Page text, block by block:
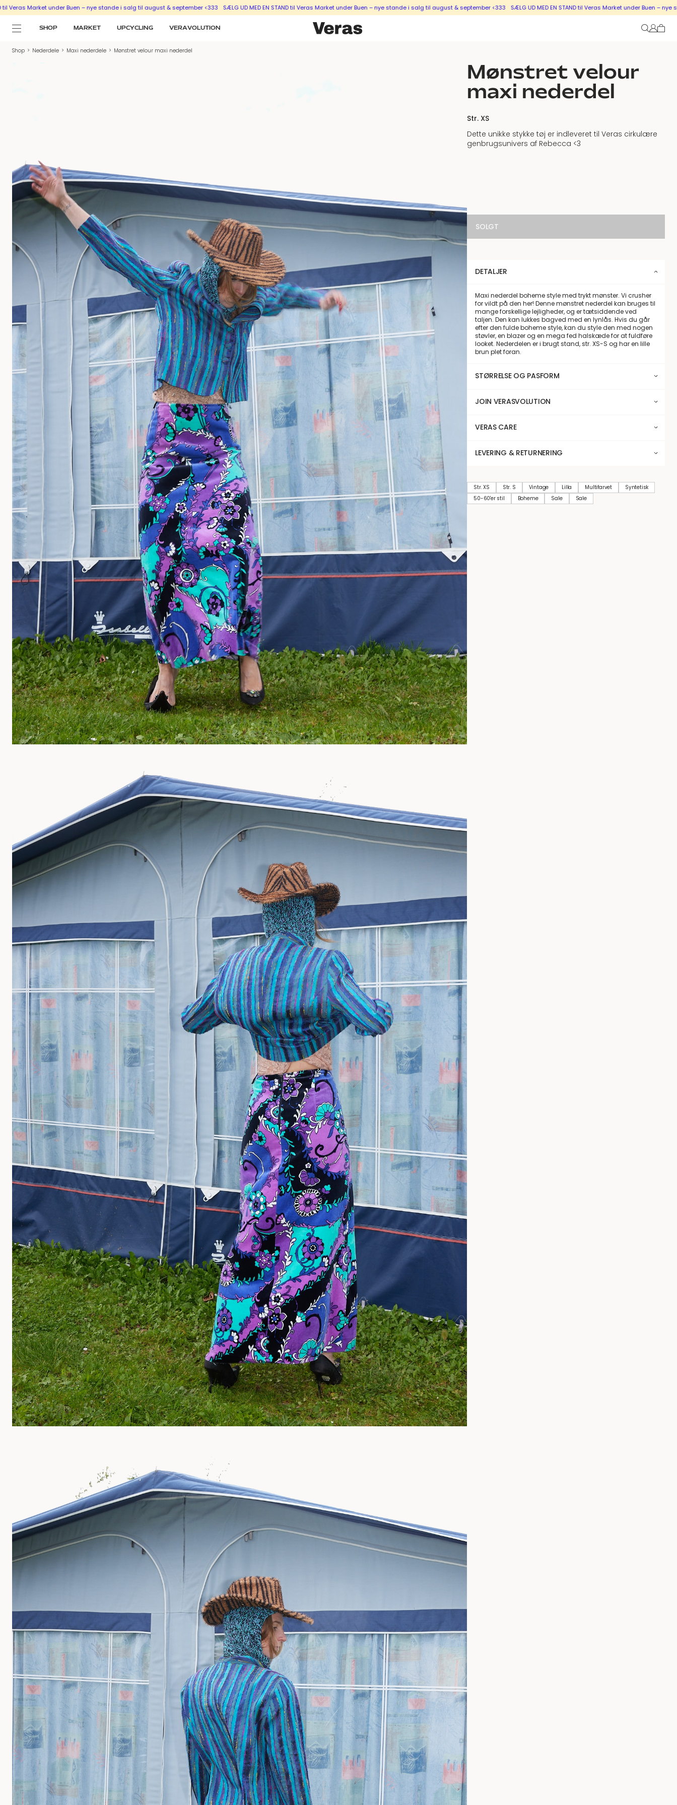
under Buen – nye stande i salg til august & september <333 SÆLG UD MED EN STAND til Veras Market under Buen – nye stande i salg til august & september <333 SÆLG UD MED EN STAND til Veras Market under Buen – nye stande i
SHOP MARKET UPCYCLING VERAVOLUTION
Shop > Nederdele > Maxi nederdele > Mønstret velour maxi nederdel
Mønstret velour
maxi nederdel
Str. XS
Dette unikke stykke tøj er indleveret til Veras cirkulære
genbrugsunivers af Rebecca <3
SOLGT
DETALJER
Maxi nederdel boheme style med trykt mønster. Vi crusher
for vildt på den her! Denne mønstret nederdel kan bruges til
mange forskellige lejligheder, og er tætsiddende ved
taljen. Den kan lukkes bagved med en lynlås. Hvis du går
efter den fulde boheme style, kan du style den med nogen
støvler, en blazer og en mega fed halskæde for at fuldføre
looket. Nederdelen er i brugt stand, str. XS-S og har en lille
brun plet foran.
STØRRELSE OG PASFORM
JOIN VERASVOLUTION
VERAS CARE
LEVERING & RETURNERING
Str. XS Str. S Vintage Lilla Multifarvet
Syntetisk
50-60'er stil
Boheme Sale Sale